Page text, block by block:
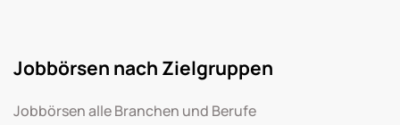
Jobbörsen nach Zielgruppen
Jobbörsen alle Branchen und Berufe